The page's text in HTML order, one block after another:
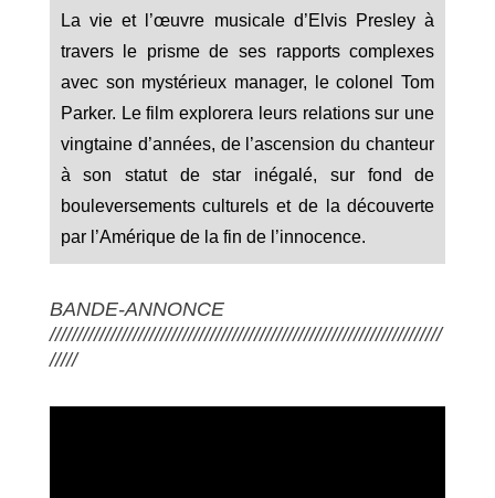
La vie et l’œuvre musicale d’Elvis Presley à
travers le prisme de ses rapports complexes
avec son mystérieux manager, le colonel Tom
Parker. Le film explorera leurs relations sur une
vingtaine d’années, de l’ascension du chanteur
à son statut de star inégalé, sur fond de
bouleversements culturels et de la découverte
par l’Amérique de la fin de l’innocence.
BANDE-ANNONCE
///////////////////////////////////////////////////////////////////////
/////